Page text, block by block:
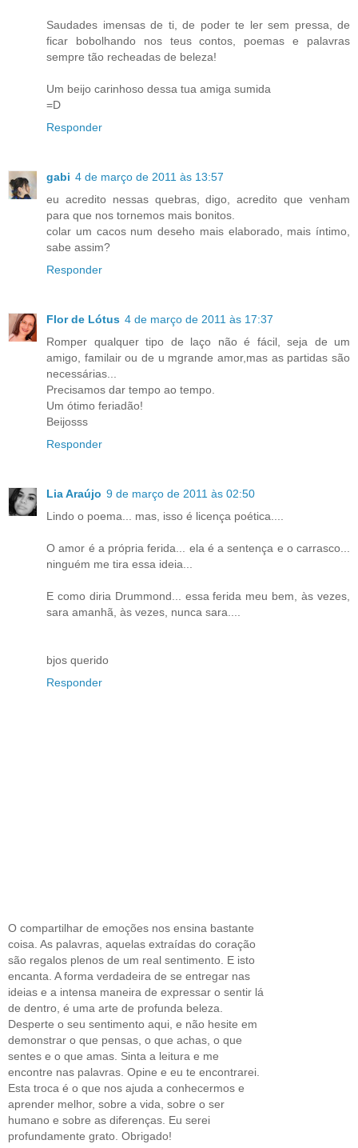
Saudades imensas de ti, de poder te ler sem pressa, de
ficar bobolhando nos teus contos, poemas e palavras
sempre tão recheadas de beleza!
Um beijo carinhoso dessa tua amiga sumida
=D
Responder
gabi 4 de março de 2011 às 13:57
eu acredito nessas quebras, digo, acredito que venham
para que nos tornemos mais bonitos.
colar um cacos num deseho mais elaborado, mais íntimo,
sabe assim?
Responder
Flor de Lótus 4 de março de 2011 às 17:37
Romper qualquer tipo de laço não é fácil, seja de um
amigo, familair ou de u mgrande amor,mas as partidas são
necessárias...
Precisamos dar tempo ao tempo.
Um ótimo feriadão!
Beijosss
Responder
Lia Araújo 9 de março de 2011 às 02:50
Lindo o poema... mas, isso é licença poética....
O amor é a própria ferida... ela é a sentença e o carrasco...
ninguém me tira essa ideia...
E como diria Drummond... essa ferida meu bem, às vezes,
sara amanhã, às vezes, nunca sara....
bjos querido
Responder
O compartilhar de emoções nos ensina bastante
coisa. As palavras, aquelas extraídas do coração
são regalos plenos de um real sentimento. E isto
encanta. A forma verdadeira de se entregar nas
ideias e a intensa maneira de expressar o sentir lá
de dentro, é uma arte de profunda beleza.
Desperte o seu sentimento aqui, e não hesite em
demonstrar o que pensas, o que achas, o que
sentes e o que amas. Sinta a leitura e me
encontre nas palavras. Opine e eu te encontrarei.
Esta troca é o que nos ajuda a conhecermos e
aprender melhor, sobre a vida, sobre o ser
humano e sobre as diferenças. Eu serei
profundamente grato. Obrigado!